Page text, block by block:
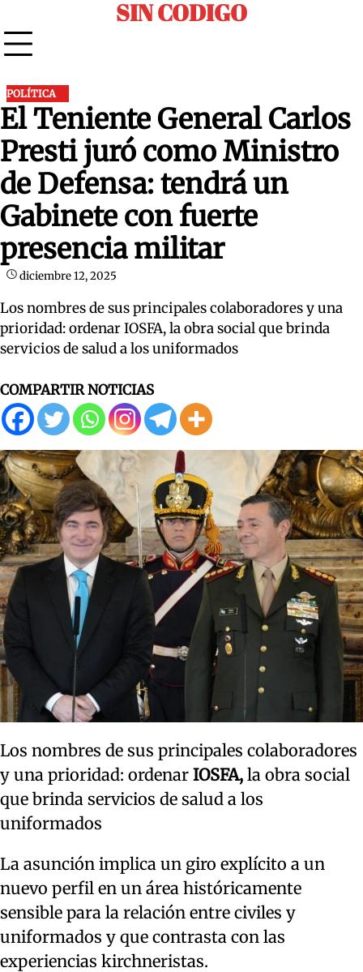
to
content
SIN CODIGO
POLÍTICA
El Teniente General Carlos
Presti juró como Ministro
de Defensa: tendrá un
Gabinete con fuerte
presencia militar
diciembre 12, 2025
Los nombres de sus principales colaboradores y una
prioridad: ordenar IOSFA, la obra social que brinda
servicios de salud a los uniformados
COMPARTIR NOTICIAS
Los nombres de sus principales colaboradores
y una prioridad: ordenar IOSFA, la obra social
que brinda servicios de salud a los
uniformados
La asunción implica un giro explícito a un
nuevo perfil en un área históricamente
sensible para la relación entre civiles y
uniformados y que contrasta con las
experiencias kirchneristas.